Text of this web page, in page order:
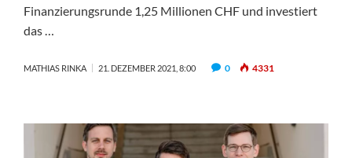
Finanzierungsrunde 1,25 Millionen CHF und investiert
das …
MATHIAS RINKA 21. DEZEMBER 2021, 8:00 0 4331